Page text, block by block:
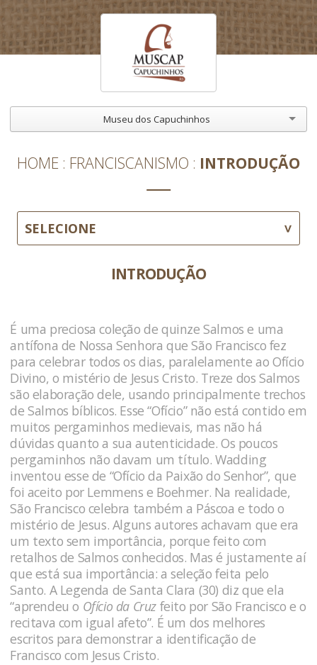
Museu dos Capuchinhos
HOME FRANCISCANISMO INTRODUÇÃO
SELECIONE
INTRODUÇÃO
É uma preciosa coleção de quinze Salmos e uma
antífona de Nossa Senhora que São Francisco fez
para celebrar todos os dias, paralelamente ao Ofício
Divino, o mistério de Jesus Cristo. Treze dos Salmos
são elaboração dele, usando principalmente trechos
de Salmos bíblicos. Esse “Ofício” não está contido em
muitos pergaminhos medievais, mas não há
dúvidas quanto a sua autenticidade. Os poucos
pergaminhos não davam um título. Wadding
inventou esse de “Ofício da Paixão do Senhor”, que
foi aceito por Lemmens e Boehmer. Na realidade,
São Francisco celebra também a Páscoa e todo o
mistério de Jesus. Alguns autores achavam que era
um texto sem importância, porque feito com
retalhos de Salmos conhecidos. Mas é justamente aí
que está sua importância: a seleção feita pelo
Santo. A Legenda de Santa Clara (30) diz que ela
“aprendeu o Ofício da Cruz feito por São Francisco e o
recitava com igual afeto”. É um dos melhores
escritos para demonstrar a identificação de
Francisco com Jesus Cristo.